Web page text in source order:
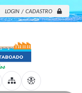
LOGIN / CADASTRO